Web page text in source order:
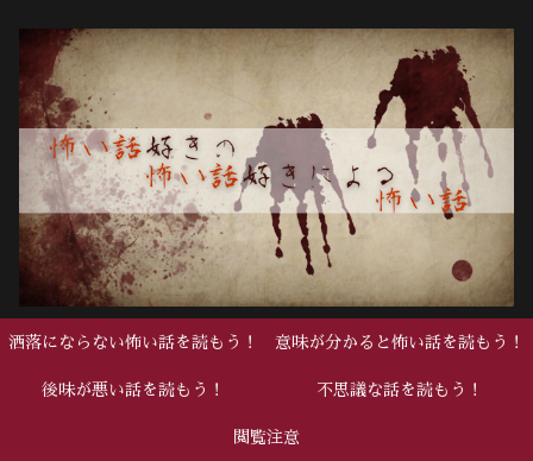
洒落にならない怖い話を読もう！ 意味が分かると怖い話を読もう！
後味が悪い話を読もう！ 不思議な話を読もう！
閲覧注意